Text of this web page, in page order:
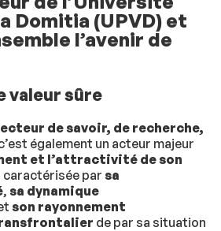
Domitia (UPVD) et
l’avenir de
valeur sûre
de savoir, de recherche,
également un acteur majeur
et l’attractivité de son
caractérisée par sa
, sa dynamique
son rayonnement
de par sa situation